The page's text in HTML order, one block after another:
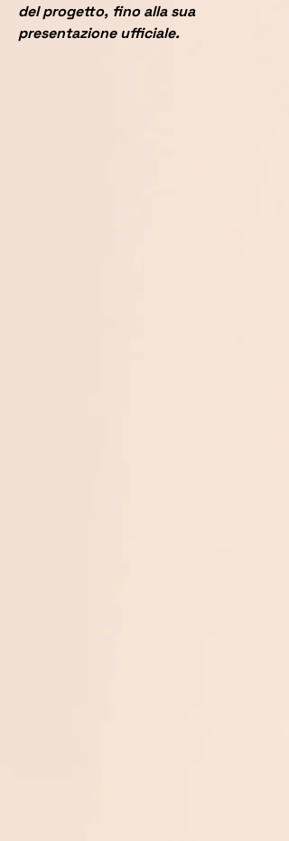
del progetto, fino alla sua
presentazione ufficiale.